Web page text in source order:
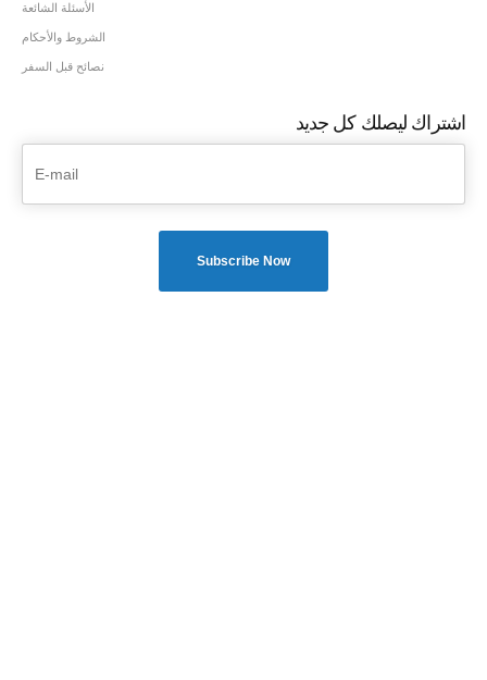
الأسئلة الشائعة
الشروط والأحكام
نصائح قبل السفر
اشتراك ليصلك كل جديد